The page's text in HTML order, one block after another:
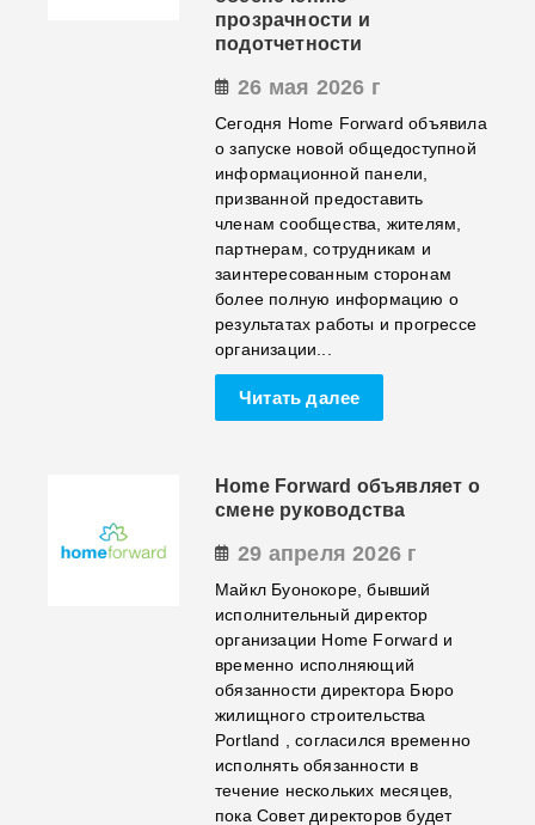
прозрачности и
подотчетности
26 мая 2026 г
Сегодня Home Forward объявила
о запуске новой общедоступной
информационной панели,
призванной предоставить
членам сообщества, жителям,
партнерам, сотрудникам и
заинтересованным сторонам
более полную информацию о
результатах работы и прогрессе
организации...
Читать далее
Home Forward объявляет о
смене руководства
29 апреля 2026 г
Майкл Буонокоре, бывший
исполнительный директор
организации Home Forward и
временно исполняющий
обязанности директора Бюро
жилищного строительства
Portland , согласился временно
исполнять обязанности в
течение нескольких месяцев,
пока Совет директоров будет